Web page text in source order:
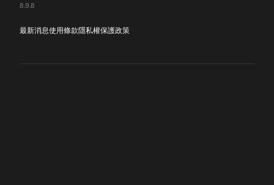
8.9.8
最新消息使用條款隱私權保護政策